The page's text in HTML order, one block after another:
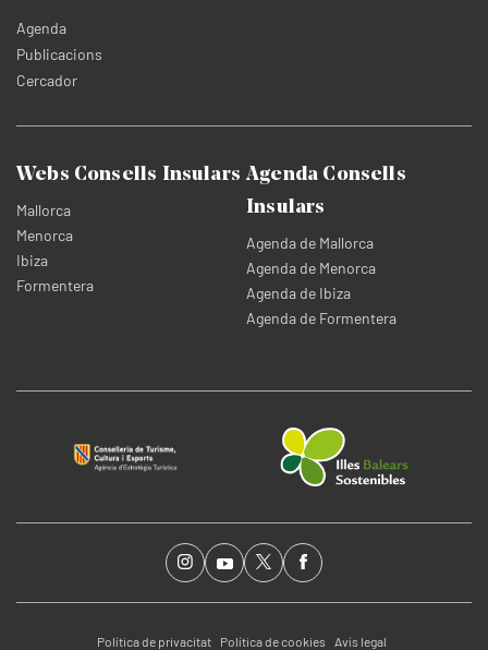
Agenda
Publicacions
Cercador
Webs Consells Insulars
Mallorca
Menorca
Ibiza
Formentera
Agenda Consells
Insulars
Agenda de Mallorca
Agenda de Menorca
Agenda de Ibiza
Agenda de Formentera
Política de privacitat Política de cookies Avís legal